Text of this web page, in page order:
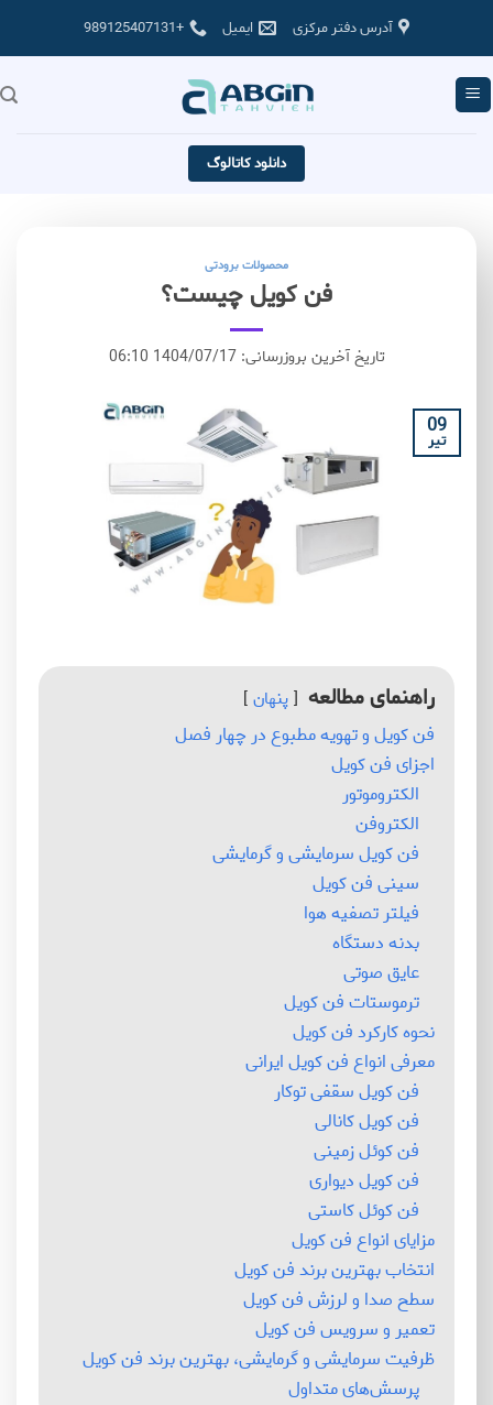
آدرس دفتر مرکزی ایمیل +989125407131
دانلود کاتالوگ
محصولات برودتی
فن کویل چیست؟
تاریخ آخرین بروزرسانی: 1404/07/17 06:10
09
تیر
راهنمای مطالعه پنهان
فن کویل و تهویه مطبوع در چهار فصل
اجزای فن کویل
الکتروموتور
الکتروفن
فن کویل سرمایشی و گرمایشی
سینی فن کویل
فیلتر تصفیه هوا
بدنه دستگاه
عایق صوتی
ترموستات فن کویل
نحوه کارکرد فن کویل
معرفی انواع فن کویل ایرانی
فن کویل سقفی توکار
فن کویل کانالی
فن کوئل زمینی
فن کویل دیواری
فن کوئل کاستی
مزایای انواع فن کویل
انتخاب بهترین برند فن کویل
سطح صدا و لرزش فن کویل
تعمیر و سرویس فن کویل
ظرفیت سرمایشی و گرمایشی، بهترین برند فن کویل
پرسش‌های متداول